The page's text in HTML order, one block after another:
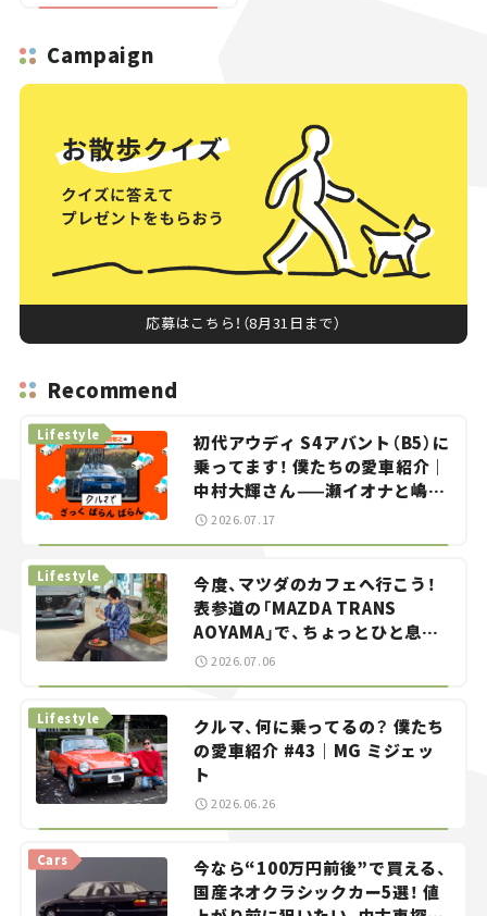
Campaign
応募はこちら！（8月31日まで）
Recommend
初代アウディ S4アバント（B5）に
乗ってます！ 僕たちの愛車紹介｜
中村大輝さん——瀬イオナと嶋田
智之の「クルマでざっくばらんば
Lifestyle
2026.07.17
今度、マツダのカフェへ行こう！
表参道の「MAZDA TRANS
AOYAMA」で、ちょっとひと息。
——連載｜CCGとクルマでどうす
る？＜第13回＞
Lifestyle
2026.07.06
クルマ、何に乗ってるの？ 僕たち
の愛車紹介 #43｜MG ミジェッ
ト
Lifestyle
2026.06.26
今なら“100万円前後”で買える、
国産ネオクラシックカー5選！ 値
Cars